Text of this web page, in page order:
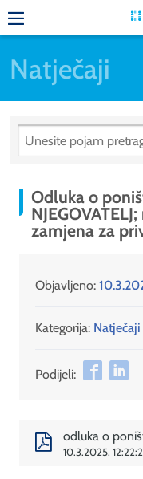
Natječaji
Odluka o
zamjena za
Objavljeno:
Kategorija:
Podijeli:
odluka o
10.3.2025.